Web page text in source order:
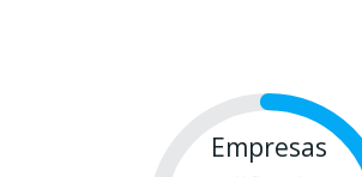
Empresas